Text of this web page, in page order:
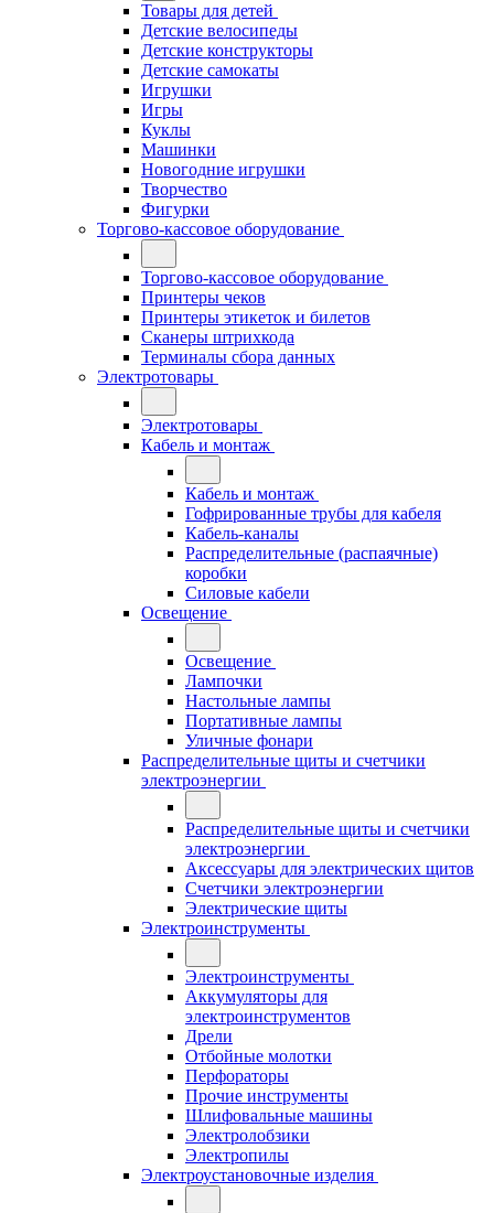
Товары для детей
Детские велосипеды
Детские конструкторы
Детские самокаты
Игрушки
Игры
Куклы
Машинки
Новогодние игрушки
Творчество
Фигурки
Торгово-кассовое оборудование
Торгово-кассовое оборудование
Принтеры чеков
Принтеры этикеток и билетов
Сканеры штрихкода
Терминалы сбора данных
Электротовары
Электротовары
Кабель и монтаж
Кабель и монтаж
Гофрированные трубы для кабеля
Кабель-каналы
Распределительные (распаячные)
коробки
Силовые кабели
Освещение
Освещение
Лампочки
Настольные лампы
Портативные лампы
Уличные фонари
Распределительные щиты и счетчики
электроэнергии
Распределительные щиты и счетчики
электроэнергии
Аксессуары для электрических щитов
Счетчики электроэнергии
Электрические щиты
Электроинструменты
Электроинструменты
Аккумуляторы для
электроинструментов
Дрели
Отбойные молотки
Перфораторы
Прочие инструменты
Шлифовальные машины
Электролобзики
Электропилы
Электроустановочные изделия